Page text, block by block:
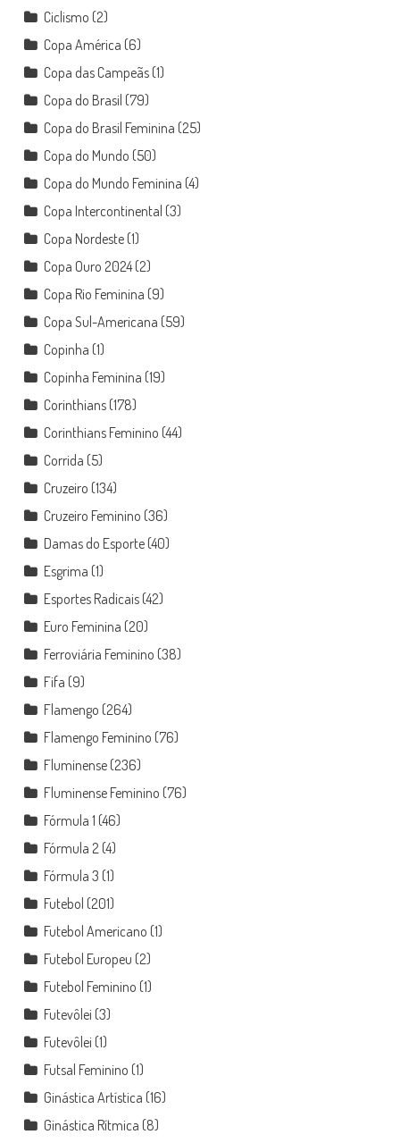
Ciclismo (2)
Copa América (6)
Copa das Campeãs(1)
Copa do Brasil (79)
Copa do Brasil Feminina (25)
Copa do Mundo (50)
Copa do Mundo Feminina (4)
Copa Intercontinental (3)
Copa Nordeste(1)
Copa Ouro 2024(2)
Copa Rio Feminina (9)
Copa Sul-Americana (59)
Copinha (1)
Copinha Feminina (19)
Corinthians(178)
Corinthians Feminino (44)
Corrida (5)
Cruzeiro (134)
Cruzeiro Feminino (36)
Damas do Esporte(40)
Esgrima (1)
Esportes Radicais(42)
Euro Feminina (20)
Ferroviária Feminino (38)
Fifa (9)
Flamengo (264)
Flamengo Feminino (76)
Fluminense(236)
Fluminense Feminino (76)
Fórmula 1 (46)
Fórmula 2(4)
Fórmula 3 (1)
Futebol (201)
Futebol Americano (1)
Futebol Europeu (2)
Futebol Feminino (1)
Futevôlei (3)
Futevôlei (1)
Futsal Feminino (1)
Ginástica Artística (16)
Ginástica Rítmica (8)